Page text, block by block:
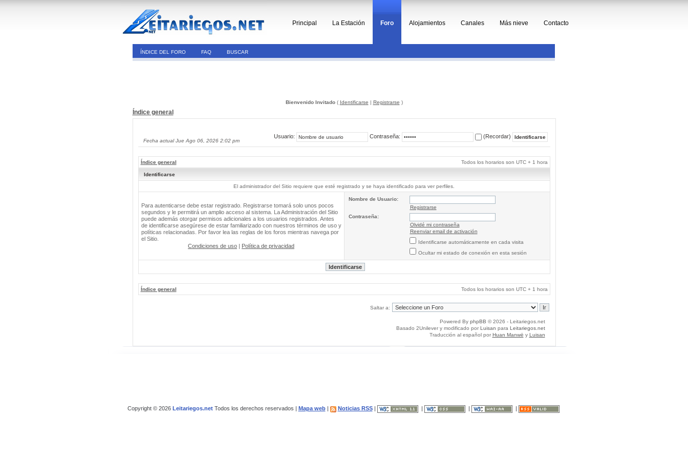
Principal La Estación Foro Alojamientos Canales Más nieve Contacto
ÍNDICE DEL FORO FAQ BUSCAR
Bienvenido Invitado( Identificarse | Registrarse )
Índice general
Fecha actual Jue Ago 06, 2026 2:02 pm
Usuario: Contraseña: (Recordar)
Índice general Todos los horarios son UTC + 1 hora
Identificarse
El administrador del Sitio requiere que esté registrado y se haya identificado para ver perfiles.
Para autenticarse debe estar registrado. Registrarse tomará solo unos pocos
segundos y le permitirá un amplio acceso al sistema. La Administración del Sitio
puede además otorgar permisos adicionales a los usuarios registrados. Antes
de identificarse asegúrese de estar familiarizado con nuestros términos de uso y
políticas relacionadas. Por favor lea las reglas de los foros mientras navega por
el Sitio.
Condiciones de uso | Política de privacidad
Nombre de Usuario:
Registrarse
Contraseña:
Olvidé mi contraseña
Reenviar email de activación
Identificarse automáticamente en cada visita
Ocultar mi estado de conexión en esta sesión
Índice general Todos los horarios son UTC + 1 hora
Saltar a:
Powered By phpBB © 2026 - Leitariegos.net
Basado 2Unilever y modificado por Luisan para Leitariegos.net
Traducción al español por Huan Manwë y Luisan
Copyright © 2026 Leitariegos.netTodos los derechos reservados | Mapa web| Noticias RSS|